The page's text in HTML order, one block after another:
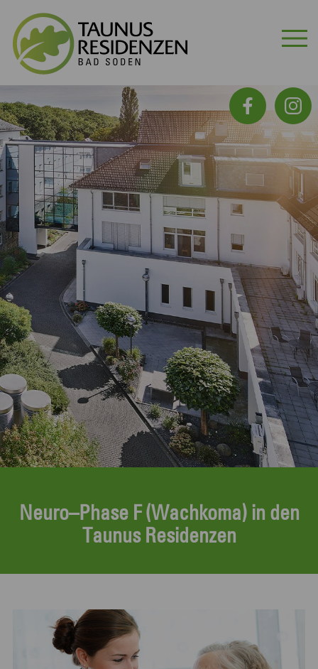
Neuro–Phase F (Wachkoma) in den
Taunus Residenzen